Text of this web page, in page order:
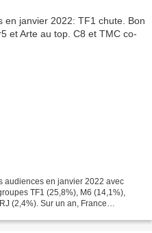
audiences en janvier 2022 avec
TF1 (25,8%), M6 (14,1%),
(2,4%). Sur un an, France